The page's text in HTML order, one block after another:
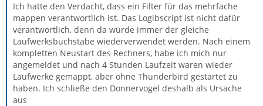
Ich hatte den Verdacht, dass ein Filter für das mehrfache
mappen verantwortlich ist. Das Logibscript ist nicht dafür
verantwortlich, denn da würde immer der gleiche
Laufwerksbuchstabe wiederverwendet werden. Nach einem
kompletten Neustart des Rechners, habe ich mich nur
angemeldet und nach 4 Stunden Laufzeit waren wieder
Laufwerke gemappt, aber ohne Thunderbird gestartet zu
haben. Ich schließe den Donnervogel deshalb als Ursache
aus